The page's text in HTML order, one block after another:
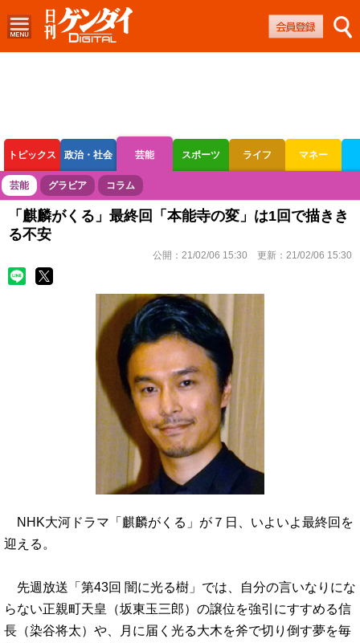
トピックス 政治・社会 芸能 スポーツ ライフ マネー
ボートレース 競輪 オートレース
芸能 グラビア コラム
「麒麟がくる」最終回「本能寺の変」は1回で描きき
る不安
公開： 21/02/06 15:30 更新： 21/02/06 15:30
NHK大河ドラマ「麒麟がくる」が７日、いよいよ最終回を
迎える。
先週放送「第43回 闇に光る樹」では、自分の言いなりにな
らない正親町天皇（坂東玉三郎）の譲位を強引にすすめる信
長（染谷将太）や、月に届く光る大木を斧で切り倒す夢を毎